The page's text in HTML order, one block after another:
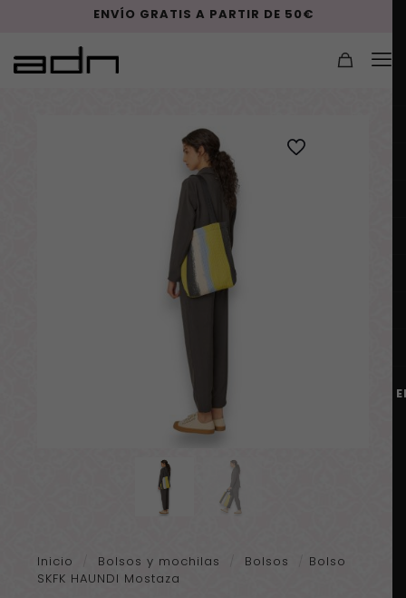
ENVÍO GRATIS A PARTIR DE 50€
Inicio Bolsos y mochilas Bolsos
Bolso
SKFK HAUNDI Mostaza